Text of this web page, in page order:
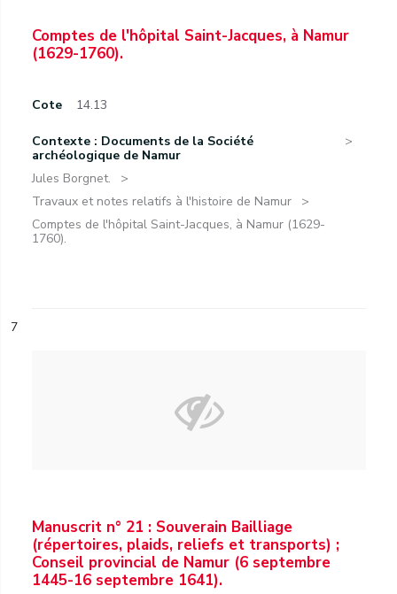
Comptes de l'hôpital Saint-Jacques, à Namur
(1629-1760).
Cote 14.13
Contexte : Documents de la Société
archéologique de Namur
Jules Borgnet.
Travaux et notes relatifs à l'histoire de Namur
Comptes de l'hôpital Saint-Jacques, à Namur (1629-
1760).
7
Manuscrit n° 21 : Souverain Bailliage
(répertoires, plaids, reliefs et transports) ;
Conseil provincial de Namur (6 septembre
1445-16 septembre 1641).